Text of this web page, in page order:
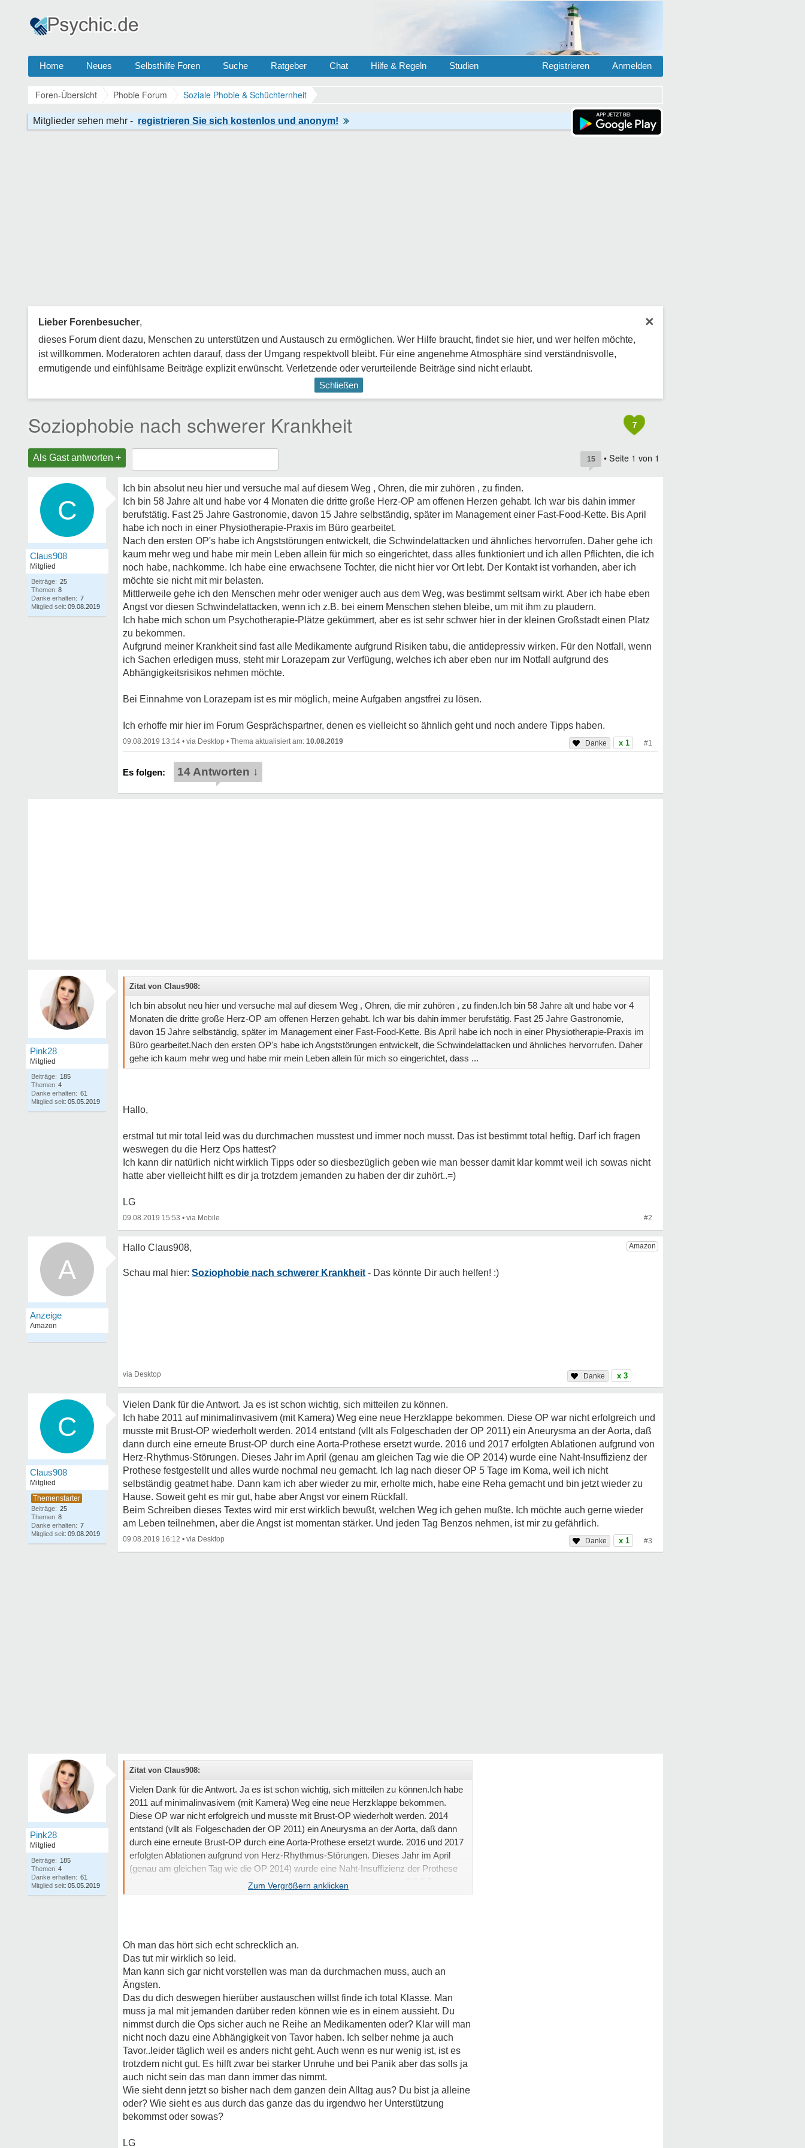
Home Neues Selbsthilfe Foren Suche Ratgeber Chat Hilfe & Regeln Studien Anmelden
Registrieren
Foren-Übersicht Phobie Forum Soziale Phobie & Schüchternheit
×
Lieber Forenbesucher,
dieses Forum dient dazu, Menschen zu unterstützen und Austausch zu ermöglichen. Wer Hilfe braucht, findet sie hier, und wer helfen möchte,
ist willkommen. Moderatoren achten darauf, dass der Umgang respektvoll bleibt. Für eine angenehme Atmosphäre sind verständnisvolle,
ermutigende und einfühlsame Beiträge explizit erwünscht. Verletzende oder verurteilende Beiträge sind nicht erlaubt.
Schließen
7
Soziophobie nach schwerer Krankheit
Als Gast antworten + 15 • Seite 1 von 1
C
Claus908
Mitglied
Beiträge: 25
Themen: 8
Danke erhalten: 7
Mitglied seit: 09.08.2019
Ich bin absolut neu hier und versuche mal auf diesem Weg , Ohren, die mir zuhören , zu finden.
Ich bin 58 Jahre alt und habe vor 4 Monaten die dritte große Herz-OP am offenen Herzen gehabt. Ich war bis dahin immer
berufstätig. Fast 25 Jahre Gastronomie, davon 15 Jahre selbständig, später im Management einer Fast-Food-Kette. Bis April
habe ich noch in einer Physiotherapie-Praxis im Büro gearbeitet.
Nach den ersten OP's habe ich Angststörungen entwickelt, die Schwindelattacken und ähnliches hervorrufen. Daher gehe ich
kaum mehr weg und habe mir mein Leben allein für mich so eingerichtet, dass alles funktioniert und ich allen Pflichten, die ich
noch habe, nachkomme. Ich habe eine erwachsene Tochter, die nicht hier vor Ort lebt. Der Kontakt ist vorhanden, aber ich
möchte sie nicht mit mir belasten.
Mittlerweile gehe ich den Menschen mehr oder weniger auch aus dem Weg, was bestimmt seltsam wirkt. Aber ich habe eben
Angst vor diesen Schwindelattacken, wenn ich z.B. bei einem Menschen stehen bleibe, um mit ihm zu plaudern.
Ich habe mich schon um Psychotherapie-Plätze gekümmert, aber es ist sehr schwer hier in der kleinen Großstadt einen Platz
zu bekommen.
Aufgrund meiner Krankheit sind fast alle Medikamente aufgrund Risiken tabu, die antidepressiv wirken. Für den Notfall, wenn
ich Sachen erledigen muss, steht mir Lorazepam zur Verfügung, welches ich aber eben nur im Notfall aufgrund des
Abhängigkeitsrisikos nehmen möchte.
Bei Einnahme von Lorazepam ist es mir möglich, meine Aufgaben angstfrei zu lösen.
Ich erhoffe mir hier im Forum Gesprächspartner, denen es vielleicht so ähnlich geht und noch andere Tipps haben.
09.08.2019 13:14 • • 10.08.2019 x 1 #1
14 Antworten ↓
Pink28
Mitglied
Beiträge: 185
Themen: 4
Danke erhalten: 61
Mitglied seit: 05.05.2019
Zitat von Claus908:
Ich bin absolut neu hier und versuche mal auf diesem Weg , Ohren, die mir zuhören , zu finden.Ich bin 58 Jahre alt und habe vor 4
Monaten die dritte große Herz-OP am offenen Herzen gehabt. Ich war bis dahin immer berufstätig. Fast 25 Jahre Gastronomie,
davon 15 Jahre selbständig, später im Management einer Fast-Food-Kette. Bis April habe ich noch in einer Physiotherapie-Praxis im
Büro gearbeitet.Nach den ersten OP's habe ich Angststörungen entwickelt, die Schwindelattacken und ähnliches hervorrufen. Daher
gehe ich kaum mehr weg und habe mir mein Leben allein für mich so eingerichtet, dass ...
Hallo,
erstmal tut mir total leid was du durchmachen musstest und immer noch musst. Das ist bestimmt total heftig. Darf ich fragen
weswegen du die Herz Ops hattest?
Ich kann dir natürlich nicht wirklich Tipps oder so diesbezüglich geben wie man besser damit klar kommt weil ich sowas nicht
hatte aber vielleicht hilft es dir ja trotzdem jemanden zu haben der dir zuhört..=)
LG
09.08.2019 15:53 • #2
A Soziophobie nach schwerer Krankheit
x 3
C
Claus908
Mitglied
Beiträge: 25
Themen: 8
Danke erhalten: 7
Mitglied seit: 09.08.2019
Vielen Dank für die Antwort. Ja es ist schon wichtig, sich mitteilen zu können.
Ich habe 2011 auf minimalinvasivem (mit Kamera) Weg eine neue Herzklappe bekommen. Diese OP war nicht erfolgreich und
musste mit Brust-OP wiederholt werden. 2014 entstand (vllt als Folgeschaden der OP 2011) ein Aneurysma an der Aorta, daß
dann durch eine erneute Brust-OP durch eine Aorta-Prothese ersetzt wurde. 2016 und 2017 erfolgten Ablationen aufgrund von
Herz-Rhythmus-Störungen. Dieses Jahr im April (genau am gleichen Tag wie die OP 2014) wurde eine Naht-Insuffizienz der
Prothese festgestellt und alles wurde nochmal neu gemacht. Ich lag nach dieser OP 5 Tage im Koma, weil ich nicht
selbständig geatmet habe. Dann kam ich aber wieder zu mir, erholte mich, habe eine Reha gemacht und bin jetzt wieder zu
Hause. Soweit geht es mir gut, habe aber Angst vor einem Rückfall.
Beim Schreiben dieses Textes wird mir erst wirklich bewußt, welchen Weg ich gehen mußte. Ich möchte auch gerne wieder
am Leben teilnehmen, aber die Angst ist momentan stärker. Und jeden Tag Benzos nehmen, ist mir zu gefährlich.
09.08.2019 16:12 • x 1 #3
Pink28
Mitglied
Beiträge: 185
Themen: 4
Danke erhalten: 61
Mitglied seit: 05.05.2019
Zitat von Claus908:
Vielen Dank für die Antwort. Ja es ist schon wichtig, sich mitteilen zu können.Ich habe
2011 auf minimalinvasivem (mit Kamera) Weg eine neue Herzklappe bekommen.
Diese OP war nicht erfolgreich und musste mit Brust-OP wiederholt werden. 2014
entstand (vllt als Folgeschaden der OP 2011) ein Aneurysma an der Aorta, daß dann
durch eine erneute Brust-OP durch eine Aorta-Prothese ersetzt wurde. 2016 und 2017
erfolgten Ablationen aufgrund von Herz-Rhythmus-Störungen. Dieses Jahr im April
(genau am gleichen Tag wie die OP 2014) wurde eine Naht-Insuffizienz der Prothese
festgestellt und alles wurde nochmal neu gemacht. Ich lag nach dieser OP 5 Tage im
Koma, weil ich nicht selbständig geatmet habe. Dann kam ich aber wieder zu mir,
am Leben teilnehmen, aber die Angst ist momentan stärker. Und jeden Tag Benzos
nehmen, ist mir zu gefährlich.
Oh man das hört sich echt schrecklich an.
Das tut mir wirklich so leid.
Man kann sich gar nicht vorstellen was man da durchmachen muss, auch an
Ängsten.
Das du dich deswegen hierüber austauschen willst finde ich total Klasse. Man
muss ja mal mit jemanden darüber reden können wie es in einem aussieht. Du
nimmst durch die Ops sicher auch ne Reihe an Medikamenten oder? Klar will man
nicht noch dazu eine Abhängigkeit von Tavor haben. Ich selber nehme ja auch
Tavor..leider täglich weil es anders nicht geht. Auch wenn es nur wenig ist, ist es
trotzdem nicht gut. Es hilft zwar bei starker Unruhe und bei Panik aber das solls ja
auch nicht sein das man dann immer das nimmt.
Wie sieht denn jetzt so bisher nach dem ganzen dein Alltag aus? Du bist ja alleine
oder? Wie sieht es aus durch das ganze das du irgendwo her Unterstützung
bekommst oder sowas?
LG